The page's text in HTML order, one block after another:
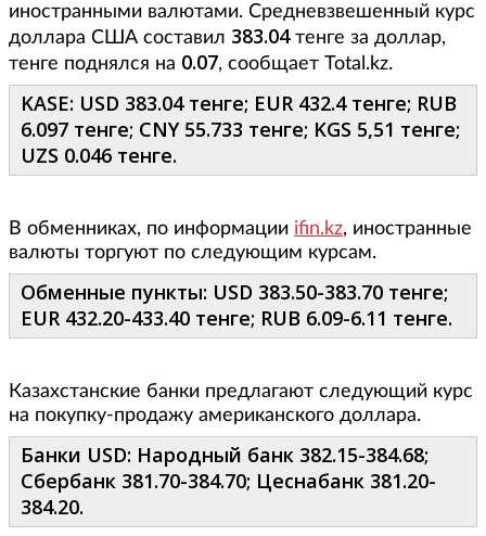
иностранными валютами. Средневзвешенный курс
доллара США составил 383.04тенге за доллар,
тенге поднялся на 0.07, сообщает Total.kz.
KASE: USD 383.04 тенге; EUR 432.4 тенге; RUB
6.097 тенге; CNY 55.733 тенге; KGS 5,51 тенге;
UZS 0.046 тенге.
В обменниках, по информации ifin.kz, иностранные
валюты торгуют по следующим курсам.
Обменные пункты: USD 383.50-383.70 тенге;
EUR 432.20-433.40 тенге; RUB 6.09-6.11 тенге.
Казахстанские банки предлагают следующий курс
на покупку-продажу американского доллара.
Банки USD: Народный банк 382.15-384.68;
Сбербанк 381.70-384.70; Цеснабанк 381.20-
384.20.